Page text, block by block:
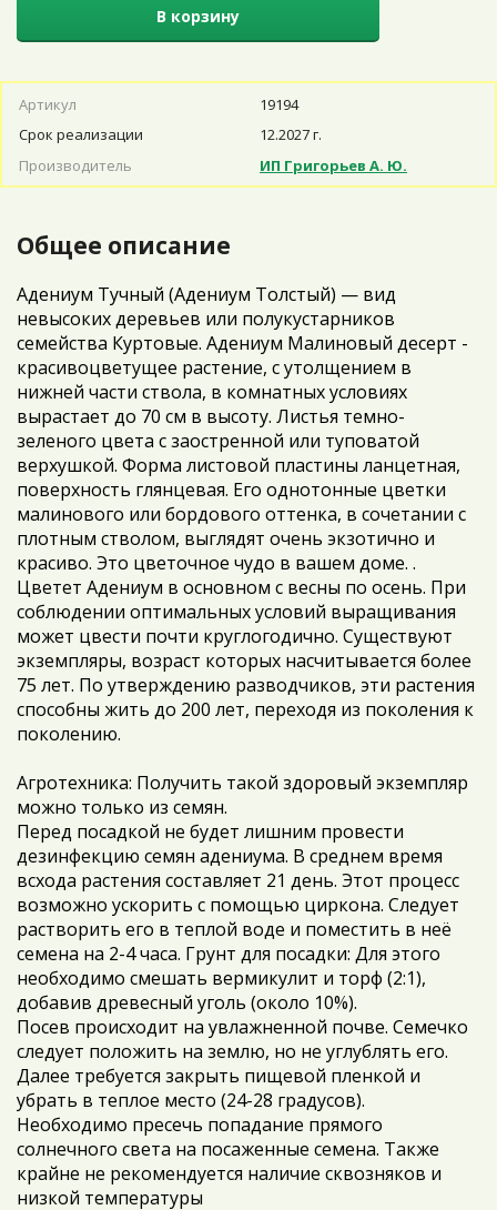
В корзину
Артикул
19194
Срок реализации
12.2027 г.
Производитель
ИП Григорьев А. Ю.
Общее описание
Адениум Тучный (Адениум Толстый) — вид
невысоких деревьев или полукустарников
семейства Куртовые. Адениум Малиновый десерт -
красивоцветущее растение, с утолщением в
нижней части ствола, в комнатных условиях
вырастает до 70 см в высоту. Листья темно-
зеленого цвета с заостренной или туповатой
верхушкой. Форма листовой пластины ланцетная,
поверхность глянцевая. Его однотонные цветки
малинового или бордового оттенка, в сочетании с
плотным стволом, выглядят очень экзотично и
красиво. Это цветочное чудо в вашем доме. .
Цветет Адениум в основном с весны по осень. При
соблюдении оптимальных условий выращивания
может цвести почти круглогодично. Существуют
экземпляры, возраст которых насчитывается более
75 лет. По утверждению разводчиков, эти растения
способны жить до 200 лет, переходя из поколения к
поколению.
Агротехника: Получить такой здоровый экземпляр
можно только из семян.
Перед посадкой не будет лишним провести
дезинфекцию семян адениума. В среднем время
всхода растения составляет 21 день. Этот процесс
возможно ускорить с помощью циркона. Следует
растворить его в теплой воде и поместить в неё
семена на 2-4 часа. Грунт для посадки: Для этого
необходимо смешать вермикулит и торф (2:1),
добавив древесный уголь (около 10%).
Посев происходит на увлажненной почве. Семечко
следует положить на землю, но не углублять его.
Далее требуется закрыть пищевой пленкой и
убрать в теплое место (24-28 градусов).
Необходимо пресечь попадание прямого
солнечного света на посаженные семена. Также
крайне не рекомендуется наличие сквозняков и
низкой температуры